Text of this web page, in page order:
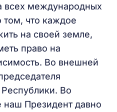
всех международных
том, что каждое
на своей земле,
право на
Во внешней
Во
наш Президент давно